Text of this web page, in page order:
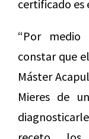
certificado es
“Por
constar que
Máster
Mieres de